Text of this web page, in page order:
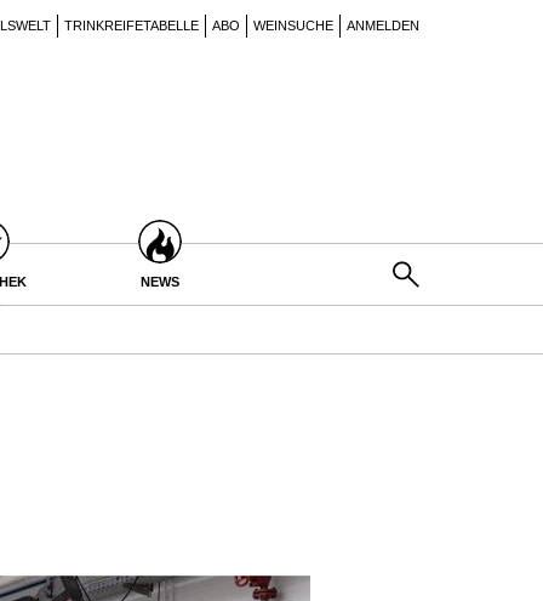
TRINKREIFETABELLE ABO WEINSUCHE ANMELDEN
NEWS